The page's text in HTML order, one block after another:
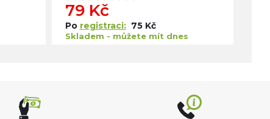
79 Kč
Po registraci: 75 Kč
Skladem - můžete mít dnes